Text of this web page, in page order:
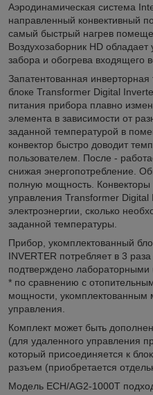
Аэродинамическая система
направленный конвективный
самый быстрый нагрев
Воздухозаборник HD
забора и обогрева входящего
Запатентованная
блоке Transformer Digital
питания прибора плавно
элемента в зависимости от
заданной температурой в
конвектор быстро доводит
пользователем. После -
снижая энергопотребление.
полную мощность.
управления Transformer Digital
электроэнергии, сколько
заданной температуры.
Прибор, укомплектованный
INVERTER потребляет в 3
подтверждено лабораторными
* по сравнению с
мощности, укомплектованным
управления.
Комплект может быть
(для удаленного управления
который присоединяется к
разъем (приобретается
Модель ECH/AG2-1000T